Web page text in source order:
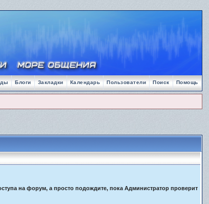
Помощь
Поиск
Пользователи
Календарь
Закладки
Блоги
на форум, а просто подождите, пока Администратор проверит